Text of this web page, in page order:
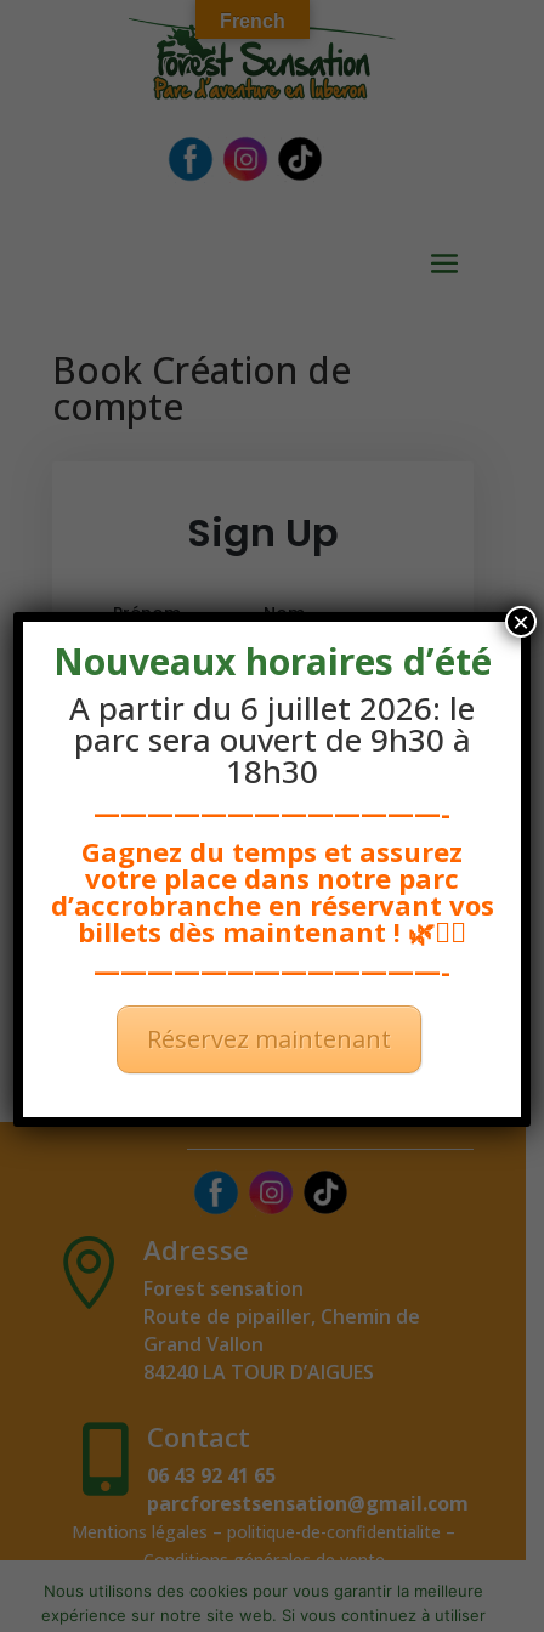
Book Création de
compte
Sign Up
Prénom Nom
Email
Already have an account? Sign in
 Adresse
Forest sensation
Route de pipailler, Chemin de
Grand Vallon
84240 LA TOUR D’AIGUES
 Contact
06 43 92 41 65
parcforestsensation@gmail.com
Mentions légales –politique-de-confidentialite –
Conditions générales de vente
French
Nouveaux horaires d’été
A partir du 6 juillet 2026: le
parc sera ouvert de 9h30 à
18h30
—————————————-
Gagnez du temps et assurez
votre place dans notre parc
d’accrobranche en réservant vos
billets dès maintenant ! 🌿🧗‍♂️
—————————————-
Réservez maintenant
×
Nous utilisons des cookies pour vous garantir la meilleure
expérience sur notre site web. Si vous continuez à utiliser